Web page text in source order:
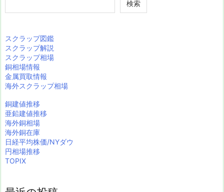
検索
スクラップ図鑑
スクラップ解説
スクラップ相場
銅相場情報
金属買取情報
海外スクラップ相場
銅建値推移
亜鉛建値推移
海外銅相場
海外銅在庫
日経平均株価/NYダウ
円相場推移
TOPIX